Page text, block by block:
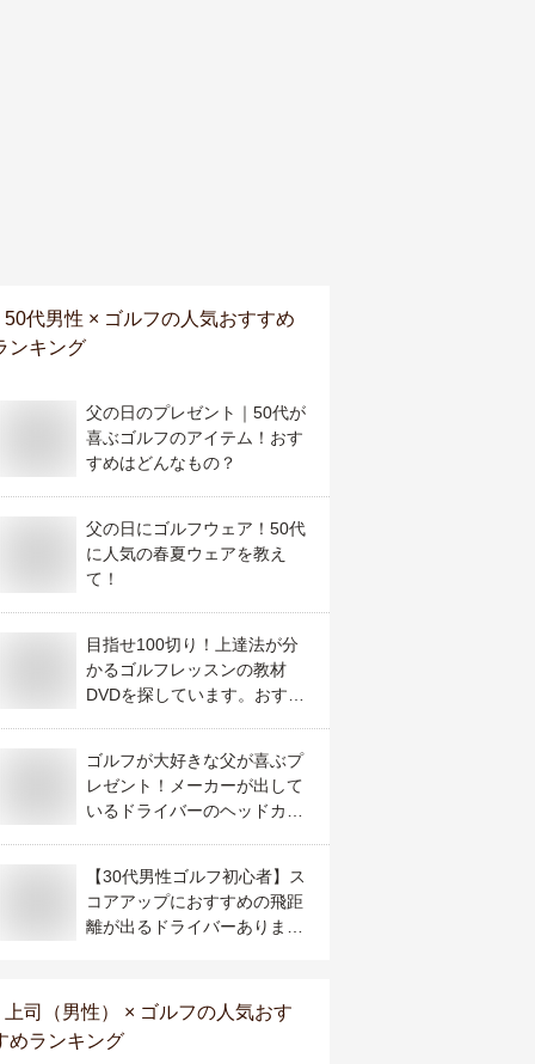
50代男性 × ゴルフの人気おすすめ
ンキング
父の日のプレゼント｜50代が
喜ぶゴルフのアイテム！おす
すめはどんなもの？
父の日にゴルフウェア！50代
に人気の春夏ウェアを教え
て！
目指せ100切り！上達法が分
かるゴルフレッスンの教材
DVDを探しています。おすす
ゴルフが大好きな父が喜ぶプ
レゼント！メーカーが出して
いるドライバーのヘッドカバ
【30代男性ゴルフ初心者】ス
コアアップにおすすめの飛距
離が出るドライバーあります
上司（男性） × ゴルフの人気おす
めランキング